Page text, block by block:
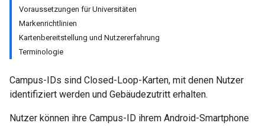
Voraussetzungen für Universitäten
Markenrichtlinien
Kartenbereitstellung und Nutzererfahrung
Terminologie
Campus-IDs sind Closed-Loop-Karten, mit denen Nutzer
identifiziert werden und Gebäudezutritt erhalten.
Nutzer können ihre Campus-ID ihrem Android-Smartphone